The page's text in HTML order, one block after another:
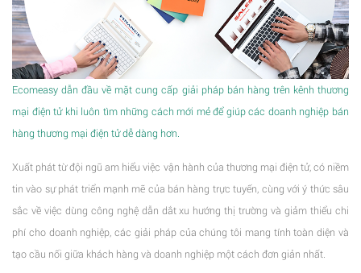
Ecomeasy dẫn đầu về mặt cung cấp giải pháp bán hàng trên kênh thương
mại điện tử khi luôn tìm những cách mới mẻ để giúp các doanh nghiệp bán
hàng thương mại điện tử dễ dàng hơn.
Xuất phát từ đội ngũ am hiểu việc vận hành của thương mại điện tử, có niềm
tin vào sự phát triển mạnh mẽ của bán hàng trực tuyến, cùng với ý thức sâu
sắc về việc dùng công nghệ dẫn dắt xu hướng thị trường và giảm thiểu chi
phí cho doanh nghiệp, các giải pháp của chúng tôi mang tính toàn diện và
tạo cầu nối giữa khách hàng và doanh nghiệp một cách đơn giản nhất.